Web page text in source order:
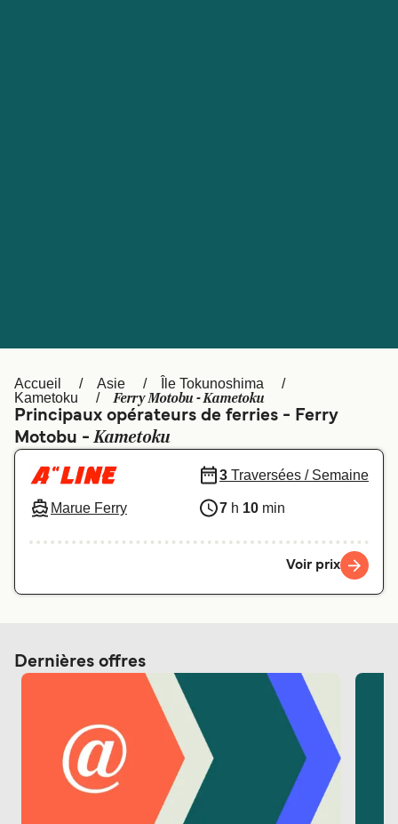
Canada België (NL)
Ελλάδα
Deutschland Schweiz (DE)
Norge Україна
Indonesia المغرب
Accueil Asie
Île Tokunoshima
Kametoku
Ferry Motobu - Kametoku
Principaux opérateurs de ferries - Ferry
Motobu -Kametoku
Marue Ferry
3 Traversées / Semaine
7 h 10 min
Voir prix
Dernières offres